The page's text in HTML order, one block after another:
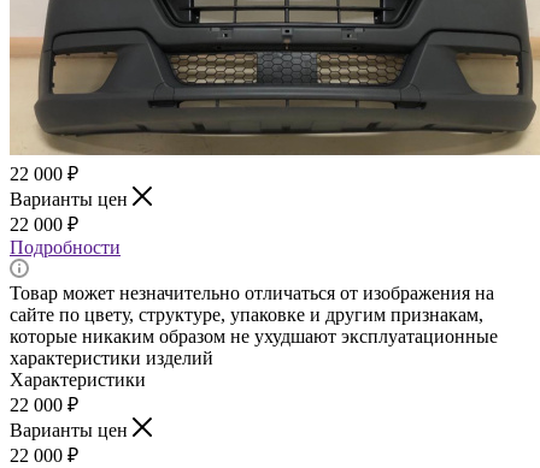
22 000 ₽
Варианты цен
22 000 ₽
Подробности
Товар может незначительно отличаться от изображения на
сайте по цвету, структуре, упаковке и другим признакам,
которые никаким образом не ухудшают эксплуатационные
характеристики изделий
Характеристики
22 000 ₽
Варианты цен
22 000 ₽